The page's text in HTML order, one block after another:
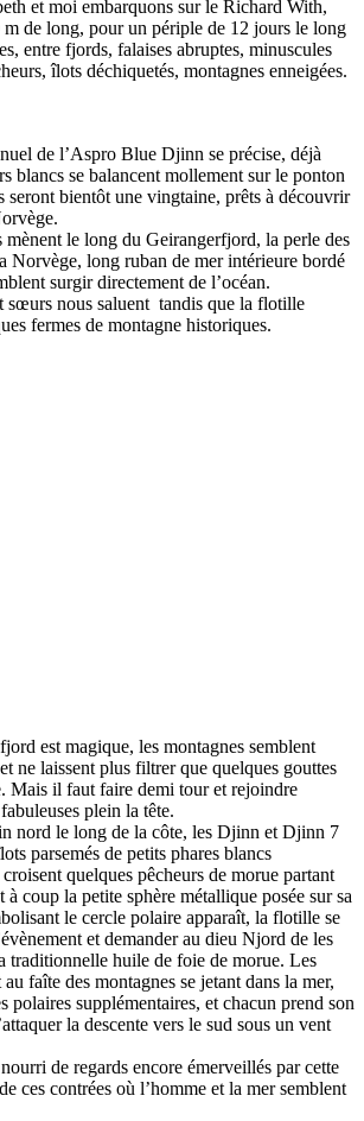
et moi embarquons sur le Richard With,
m de long, pour un périple de 12 jours le long
entre fjords, falaises abruptes, minuscules
îlots déchiquetés, montagnes enneigées.
de l’Aspro Blue Djinn se précise, déjà
blancs se balancent mollement sur le ponton
seront bientôt une vingtaine, prêts à découvrir
mènent le long du Geirangerfjord, la perle des
Norvège, long ruban de mer intérieure bordé
surgir directement de l’océan.
sœurs nous saluent tandis que la flotille
fermes de montagne historiques.
est magique, les montagnes semblent
ne laissent plus filtrer que quelques gouttes
Mais il faut faire demi tour et rejoindre
plein la tête.
nord le long de la côte, les Djinn et Djinn 7
parsemés de petits phares blancs
quelques pêcheurs de morue partant
à coup la petite sphère métallique posée sur sa
le cercle polaire apparaît, la flotille se
et demander au dieu Njord de les
traditionnelle huile de foie de morue. Les
faîte des montagnes se jetant dans la mer,
polaires supplémentaires, et chacun prend son
la descente vers le sud sous un vent
de regards encore émerveillés par cette
ces contrées où l’homme et la mer semblent